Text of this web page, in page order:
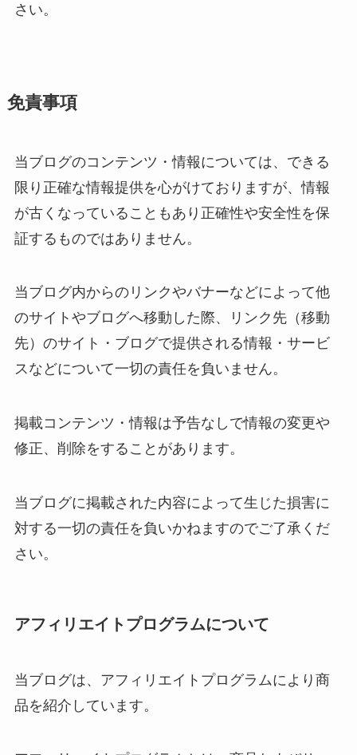
さい。
免責事項
当ブログのコンテンツ・情報については、できる
限り正確な情報提供を心がけておりますが、情報
が古くなっていることもあり正確性や安全性を保
証するものではありません。
当ブログ内からのリンクやバナーなどによって他
のサイトやブログへ移動した際、リンク先（移動
先）のサイト・ブログで提供される情報・サービ
スなどについて一切の責任を負いません。
掲載コンテンツ・情報は予告なしで情報の変更や
修正、削除をすることがあります。
当ブログに掲載された内容によって生じた損害に
対する一切の責任を負いかねますのでご了承くだ
さい。
アフィリエイトプログラムについて
当ブログは、アフィリエイトプログラムにより商
品を紹介しています。